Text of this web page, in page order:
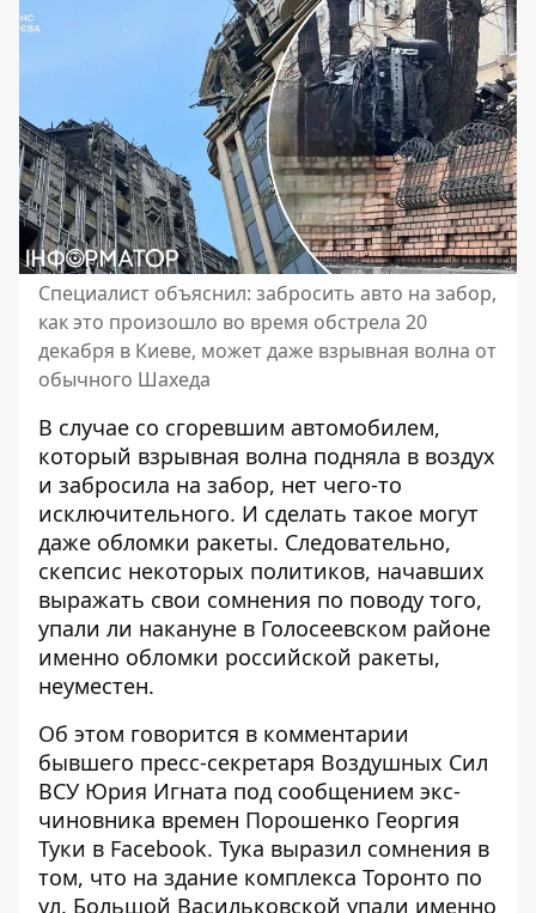
Специалист объяснил: забросить авто на забор,
как это произошло во время обстрела 20
декабря в Киеве, может даже взрывная волна от
обычного Шахеда
В случае со сгоревшим автомобилем,
который взрывная волна подняла в воздух
и забросила на забор, нет чего-то
исключительного. И сделать такое могут
даже обломки ракеты. Следовательно,
скепсис некоторых политиков, начавших
выражать свои сомнения по поводу того,
упали ли накануне в Голосеевском районе
именно обломки российской ракеты,
неуместен.
Об этом говорится в комментарии
бывшего пресс-секретаря Воздушных Сил
ВСУ Юрия Игната под сообщением экс-
чиновника времен Порошенко Георгия
Туки в Facebook. Тука выразил сомнения в
том, что на здание комплекса Торонто по
ул. Большой Васильковской упали именно